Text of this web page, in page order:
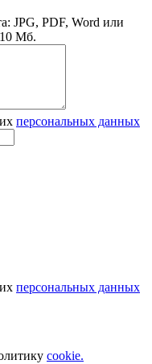
JPG, PDF, Word или
Мб.
персональных данных
персональных данных
cookie.